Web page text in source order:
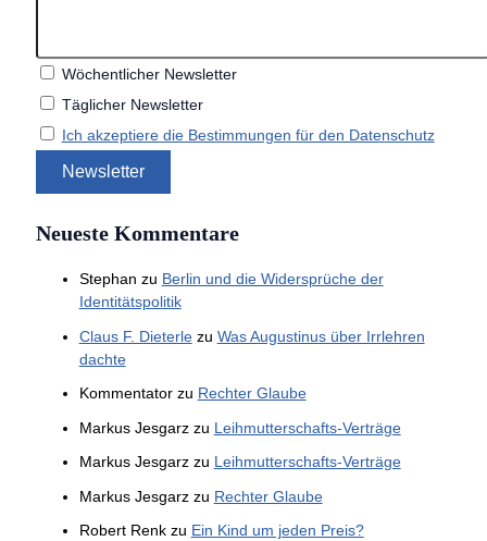
Wöchentlicher Newsletter
Täglicher Newsletter
Ich akzeptiere die Bestimmungen für den Datenschutz
Neueste Kommentare
Stephan zu Berlin und die Widersprüche der
Identitätspolitik
Claus F. Dieterlezu Was Augustinus über Irrlehren
dachte
Kommentatorzu Rechter Glaube
Markus Jesgarzzu Leihmutterschafts-Verträge
Markus Jesgarzzu Leihmutterschafts-Verträge
Markus Jesgarzzu Rechter Glaube
Robert Renkzu Ein Kind um jeden Preis?